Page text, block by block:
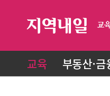
교육 부동산·금